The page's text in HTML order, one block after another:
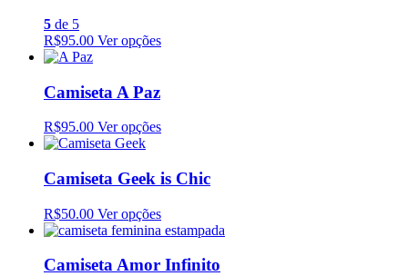
5 de 5
R$95.00 Ver opções
Camiseta A Paz
R$95.00 Ver opções
Camiseta Geek is Chic
R$50.00 Ver opções
Camiseta Amor Infinito